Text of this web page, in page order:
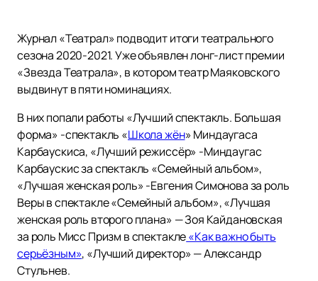
Журнал «Театрал» подводит итоги театрального
сезона 2020-2021. Уже объявлен лонг-лист премии
«Звезда Театрала», в котором театр Маяковского
выдвинут в пяти номинациях.
В них попали работы «Лучший спектакль. Большая
форма» -спектакль «Школа жён» Миндаугаса
Карбаускиса, «Лучший режиссёр» -Миндаугас
Карбаускис за спектакль «Семейный альбом»,
«Лучшая женская роль» -Евгения Симонова за роль
Веры в спектакле «Семейный альбом», «Лучшая
женская роль второго плана» — Зоя Кайдановская
за роль Мисс Призм в спектакле«Как важно быть
серьёзным», «Лучший директор» — Александр
Стульнев.